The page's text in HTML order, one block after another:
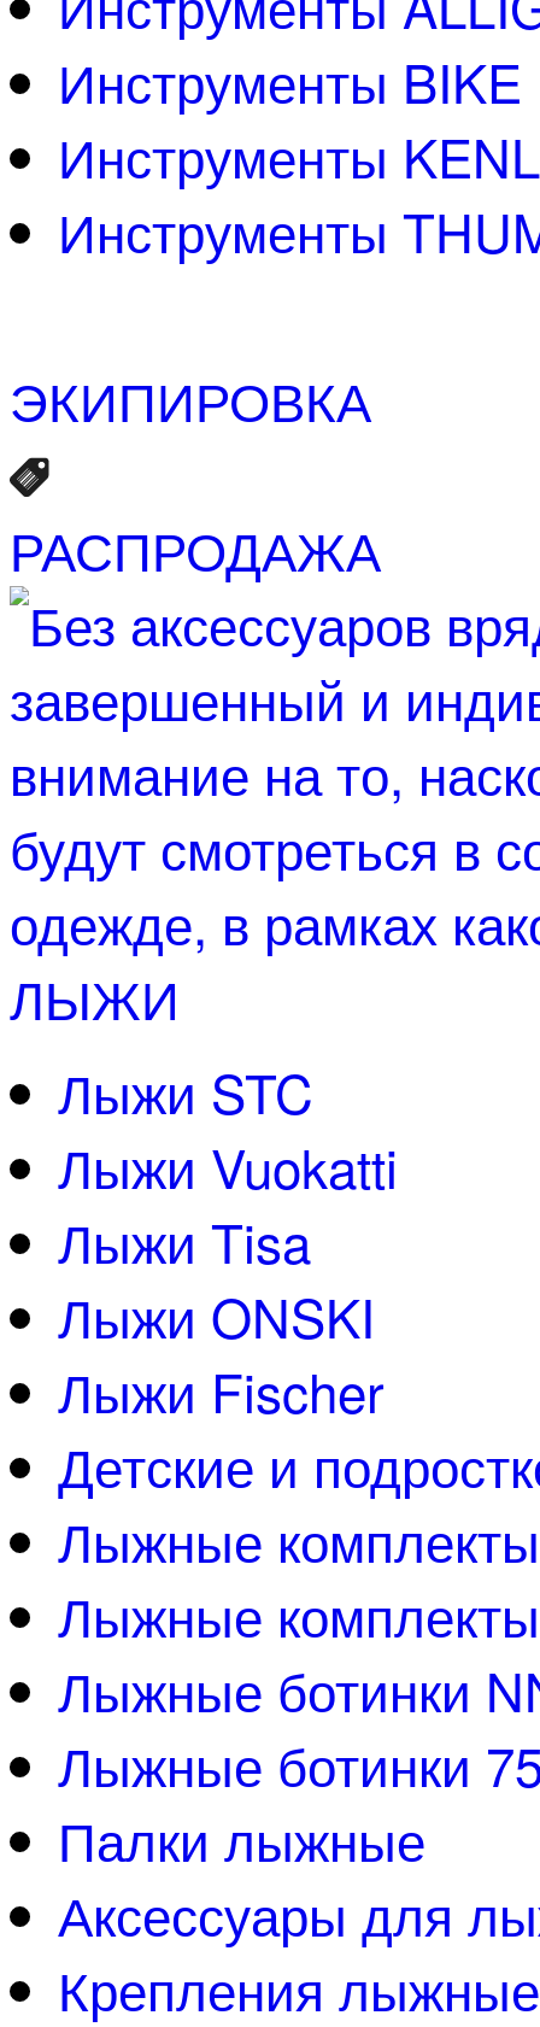
Инструменты BIKE
Инструменты
Инструменты
ЭКИПИРОВКА
РАСПРОДАЖА
ЛЫЖИ
Лыжи STC
Лыжи Vuokatti
Лыжи Tisa
Лыжи ONSKI
Лыжи Fischer
Детские и
Лыжные
Лыжные
Лыжные ботинки
Лыжные ботинки
Палки лыжные
Аксессуары для
Крепления лыжные